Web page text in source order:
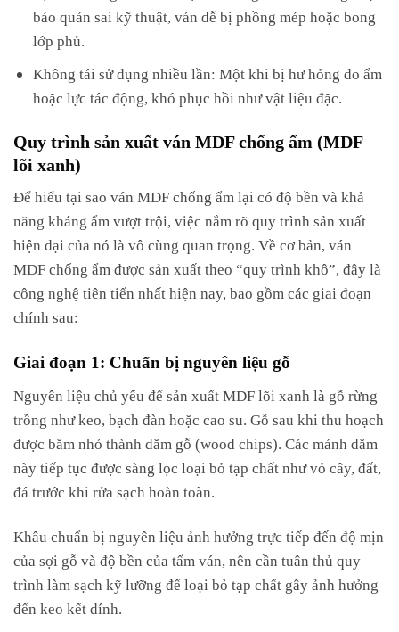
bảo quản sai kỹ thuật, ván dễ bị phồng mép hoặc bong
lớp phủ.
Không tái sử dụng nhiều lần: Một khi bị hư hỏng do ẩm
hoặc lực tác động, khó phục hồi như vật liệu đặc.
Quy trình sản xuất ván MDF chống ẩm (MDF
lõi xanh)
Để hiểu tại sao ván MDF chống ẩm lại có độ bền và khả
năng kháng ẩm vượt trội, việc nắm rõ quy trình sản xuất
hiện đại của nó là vô cùng quan trọng. Về cơ bản, ván
MDF chống ẩm được sản xuất theo “quy trình khô”, đây là
công nghệ tiên tiến nhất hiện nay, bao gồm các giai đoạn
chính sau:
Giai đoạn 1: Chuẩn bị nguyên liệu gỗ
Nguyên liệu chủ yếu để sản xuất MDF lõi xanh là gỗ rừng
trồng như keo, bạch đàn hoặc cao su. Gỗ sau khi thu hoạch
được băm nhỏ thành dăm gỗ (wood chips). Các mảnh dăm
này tiếp tục được sàng lọc loại bỏ tạp chất như vỏ cây, đất,
đá trước khi rửa sạch hoàn toàn.
Khâu chuẩn bị nguyên liệu ảnh hưởng trực tiếp đến độ mịn
của sợi gỗ và độ bền của tấm ván, nên cần tuân thủ quy
trình làm sạch kỹ lưỡng để loại bỏ tạp chất gây ảnh hưởng
đến keo kết dính.